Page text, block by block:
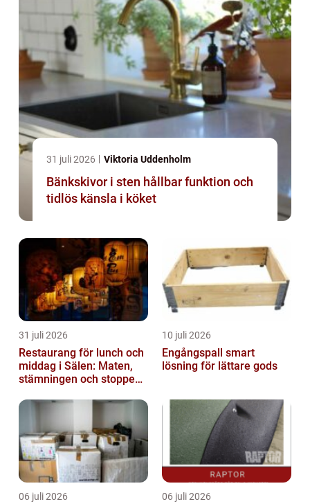
31 juli 2026 Viktoria Uddenholm
Bänkskivor i sten hållbar funktion och
tidlös känsla i köket
31 juli 2026
Restaurang för lunch och
middag i Sälen: Maten,
stämningen och stoppen
10 juli 2026
Engångspall smart
lösning för lättare gods
06 juli 2026 06 juli 2026